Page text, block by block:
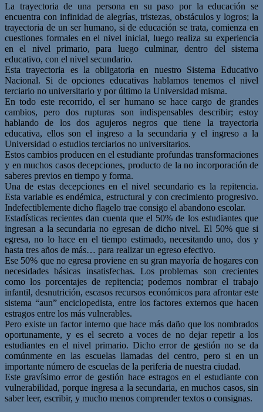
La trayectoria de una persona en su paso por la educación se
encuentra con infinidad de alegrías, tristezas, obstáculos y logros; la
trayectoria de un ser humano, si de educación se trata, comienza en
cuestiones formales en el nivel inicial, luego realiza su experiencia
en el nivel primario, para luego culminar, dentro del sistema
educativo, con el nivel secundario.
Esta trayectoria es la obligatoria en nuestro Sistema Educativo
Nacional. Si de opciones educativas hablamos tenemos el nivel
terciario no universitario y por último la Universidad misma.
En todo este recorrido, el ser humano se hace cargo de grandes
cambios, pero dos rupturas son indispensables describir; estoy
hablando de los dos agujeros negros que tiene la trayectoria
educativa, ellos son el ingreso a la secundaria y el ingreso a la
Universidad o estudios terciarios no universitarios.
Estos cambios producen en el estudiante profundas transformaciones
y en muchos casos decepciones, producto de la no incorporación de
saberes previos en tiempo y forma.
Una de estas decepciones en el nivel secundario es la repitencia.
Esta variable es endémica, estructural y con crecimiento progresivo.
Indefectiblemente dicho flagelo trae consigo el abandono escolar.
Estadísticas recientes dan cuenta que el 50% de los estudiantes que
ingresan a la secundaria no egresan de dicho nivel. El 50% que si
egresa, no lo hace en el tiempo estimado, necesitando uno, dos y
hasta tres años de más… para realizar un egreso efectivo.
Ese 50% que no egresa proviene en su gran mayoría de hogares con
necesidades básicas insatisfechas. Los problemas son crecientes
como los porcentajes de repitencia; podemos nombrar el trabajo
infantil, desnutrición, escasos recursos económicos para afrontar este
sistema “aun” enciclopedista, entre los factores externos que hacen
estragos entre los más vulnerables.
Pero existe un factor interno que hace más daño que los nombrados
oportunamente, y es el secreto a voces de no dejar repetir a los
estudiantes en el nivel primario. Dicho error de gestión no se da
comúnmente en las escuelas llamadas del centro, pero si en un
importante número de escuelas de la periferia de nuestra ciudad.
Este gravísimo error de gestión hace estragos en el estudiante con
vulnerabilidad, porque ingresa a la secundaria, en muchos casos, sin
saber leer, escribir, y mucho menos comprender textos o consignas.